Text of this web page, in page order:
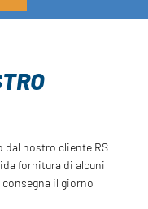
dal nostro cliente RS
fornitura di alcuni
il giorno